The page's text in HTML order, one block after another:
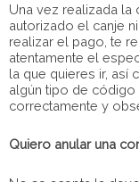
Una vez realizada la
autorizado el canje
realizar el pago, te
atentamente el
la que quieres ir, así
algún tipo de
correctamente y
Quiero anular una